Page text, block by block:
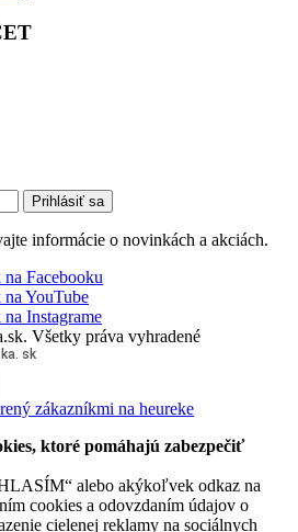
Prihlásiť sa
informácie o novinkách a akciách.
Všetky práva vyhradené
ktoré pomáhajú zabezpečiť
alebo akýkoľvek odkaz na
cookies a odovzdaním údajov o
cielenej reklamy na sociálnych